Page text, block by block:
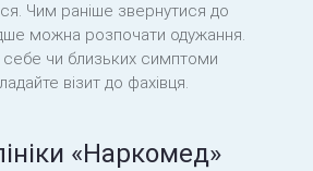
Чим раніше звернутися до
можна розпочати одужання.
чи близьких симптоми
візит до фахівця.
«Наркомед»